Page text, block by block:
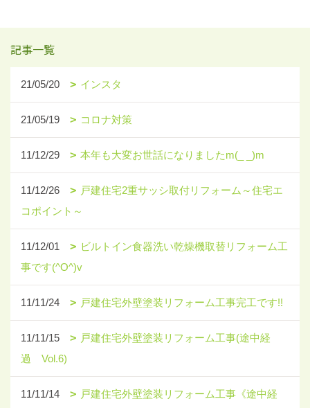
記事一覧
21/05/20 インスタ
21/05/19 コロナ対策
11/12/29 本年も大変お世話になりましたm(_ _)m
11/12/26
戸建住宅2重サッシ取付リフォーム～住宅エ
コポイント～
11/12/01
ビルトイン食器洗い乾燥機取替リフォーム工
事です(^O^)v
11/11/24 戸建住宅外壁塗装リフォーム工事完工です!!
11/11/15
戸建住宅外壁塗装リフォーム工事(途中経
過 Vol.6)
11/11/14
戸建住宅外壁塗装リフォーム工事《途中経